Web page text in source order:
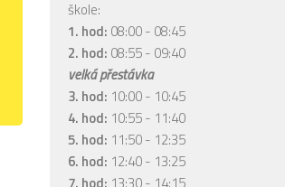
škole:
1. hod: 08:00 - 08:45
2. hod: 08:55 - 09:40
velká přestávka
3. hod: 10:00 - 10:45
4. hod: 10:55 - 11:40
5. hod: 11:50 - 12:35
6. hod: 12:40 - 13:25